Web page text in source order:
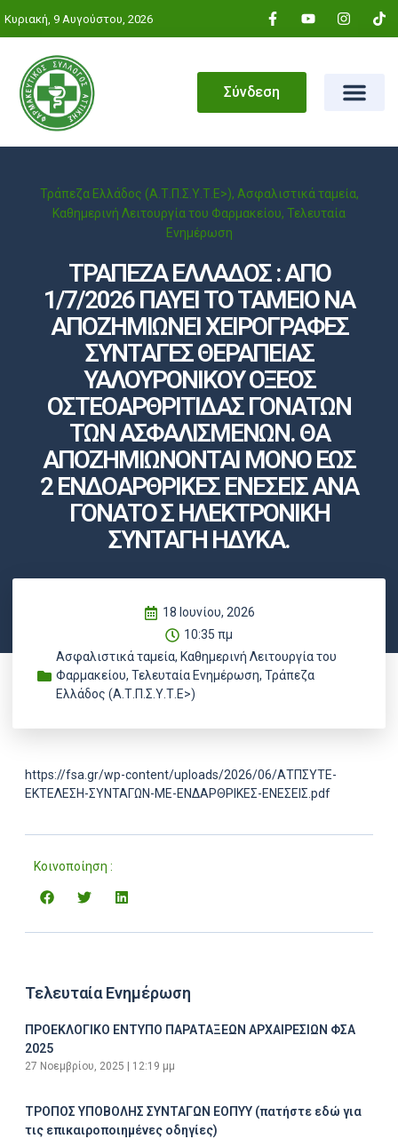
Κυριακή, 9 Αυγούστου, 2026
Σύνδεση
Τράπεζα Ελλάδος (Α.Τ.Π.Σ.Υ.Τ.Ε>), Ασφαλιστικά ταμεία,
Καθημερινή Λειτουργία του Φαρμακείου, Τελευταία
Ενημέρωση
ΤΡΑΠΕΖΑ ΕΛΛΑΔΟΣ : ΑΠΟ
1/7/2026 ΠΑΥΕΙ ΤΟ ΤΑΜΕΙΟ ΝΑ
ΑΠΟΖΗΜΙΩΝΕΙ ΧΕΙΡΟΓΡΑΦΕΣ
ΣΥΝΤΑΓΕΣ ΘΕΡΑΠΕΙΑΣ
ΥΑΛΟΥΡΟΝΙΚΟΥ ΟΞΕΟΣ
ΟΣΤΕΟΑΡΘΡΙΤΙΔΑΣ ΓΟΝΑΤΩΝ
ΤΩΝ ΑΣΦΑΛΙΣΜΕΝΩΝ. ΘΑ
ΑΠΟΖΗΜΙΩΝΟΝΤΑΙ ΜΟΝΟ ΕΩΣ
2 ΕΝΔΟΑΡΘΡΙΚΕΣ ΕΝΕΣΕΙΣ ΑΝΑ
ΓΟΝΑΤΟ Σ ΗΛΕΚΤΡΟΝΙΚΗ
ΣΥΝΤΑΓΗ ΗΔΥΚΑ.
18 Ιουνίου, 2026
10:35 πμ
Ασφαλιστικά ταμεία, Καθημερινή Λειτουργία του
Φαρμακείου, Τελευταία Ενημέρωση, Τράπεζα
Ελλάδος (Α.Τ.Π.Σ.Υ.Τ.Ε>)
https://fsa.gr/wp-content/uploads/2026/06/ΑΤΠΣΥΤΕ-
ΕΚΤΕΛΕΣΗ-ΣΥΝΤΑΓΩΝ-ΜΕ-ΕΝΔΑΡΘΡΙΚΕΣ-ΕΝΕΣΕΙΣ.pdf
Κοινοποίηση :
Τελευταία Ενημέρωση
ΠΡΟΕΚΛΟΓΙΚΟ ΕΝΤΥΠΟ ΠΑΡΑΤΑΞΕΩΝ ΑΡΧΑΙΡΕΣΙΩΝ ΦΣΑ
2025
27 Νοεμβρίου, 2025 12:19 μμ
ΤΡΟΠΟΣ ΥΠΟΒΟΛΗΣ ΣΥΝΤΑΓΩΝ ΕΟΠΥΥ (πατήστε εδώ για
τις επικαιροποιημένες οδηγίες)